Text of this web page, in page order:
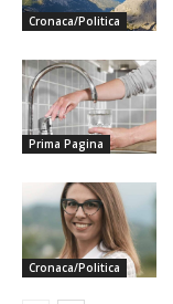
Cronaca/Politica
Prima Pagina
Cronaca/Politica